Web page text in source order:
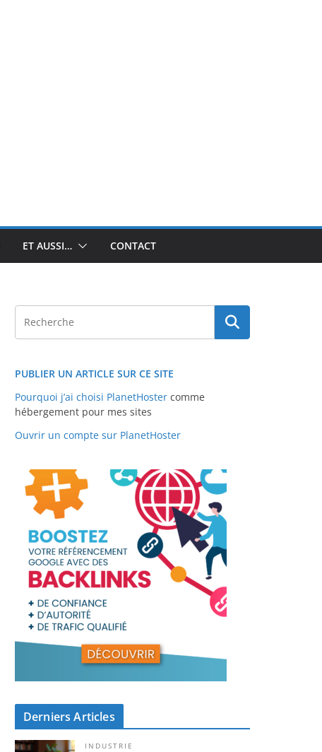
ET AUSSI… CONTACT
PUBLIER UN ARTICLE SUR CE SITE
Pourquoi j’ai choisi PlanetHoster comme
hébergement pour mes sites
Ouvrir un compte sur PlanetHoster
Derniers Articles
INDUSTRIE